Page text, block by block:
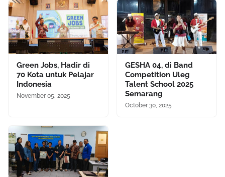
Green Jobs, Hadir di
70 Kota untuk Pelajar
Indonesia
November 05, 2025
GESHA 04, di Band
Competition Uleg
Talent School 2025
Semarang
October 30, 2025